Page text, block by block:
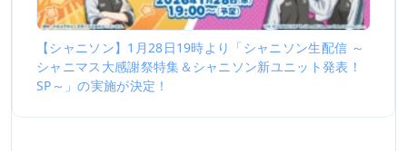
【シャニソン】1月28日19時より「シャニソン生配信 ～
シャニマス大感謝祭特集＆シャニソン新ユニット発表！
SP～」の実施が決定！